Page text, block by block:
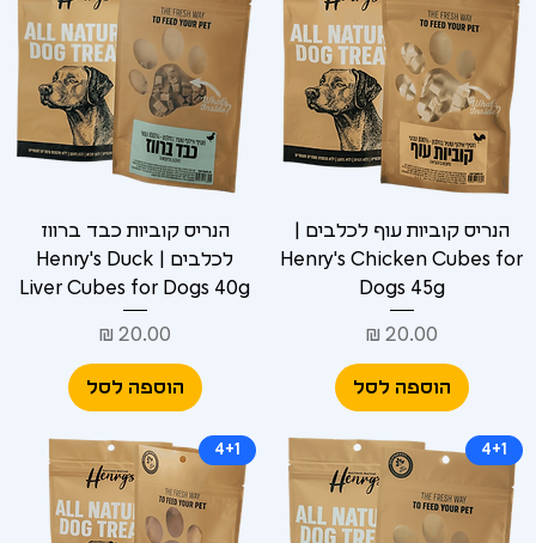
הנריס קוביות עוף לכלבים |
Henry's Chicken Cubes for
Dogs 45g
מחיר
הוספה לסל
הנריס קוביות כבד ברווז
לכלבים | Henry's Duck
Liver Cubes for Dogs 40g
מחיר
הוספה לסל
4+1
4+1